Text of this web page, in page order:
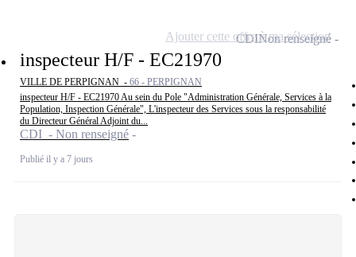
inspecteur H/F - EC21970
VILLE DE PERPIGNAN - 66 - PERPIGNAN
inspecteur H/F - EC21970 Au sein du Pole "Administration Générale, Services à la
Population, Inspection Générale", L'inspecteur des Services sous la responsabilité
du Directeur Général Adjoint du...
CDI - Non renseigné
Publié il y a 7 jours
CDINon renseigné
Ajouter cette offre à ma sélection